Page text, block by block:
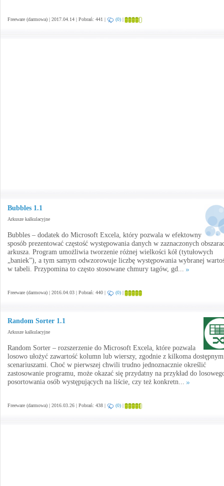
Freeware (darmowa) | 2017.04.14 | Pobrań: 441 | (0) |
Bubbles 1.1
Arkusze kalkulacyjne
Bubbles – dodatek do Microsoft Excela, który pozwala w efektowny
sposób prezentować częstość występowania danych w zaznaczonych
arkusza. Program umożliwia tworzenie różnej wielkości kół (tytułowych
„baniek”), a tym samym odwzorowuje liczbę występowania wybranej
w tabeli. Przypomina to często stosowane chmury tagów, gd...
Freeware (darmowa) | 2016.04.03 | Pobrań: 440 | (0) |
Random Sorter 1.1
Arkusze kalkulacyjne
Random Sorter – rozszerzenie do Microsoft Excela, które pozwala
losowo ułożyć zawartość kolumn lub wierszy, zgodnie z kilkoma
scenariuszami. Choć w pierwszej chwili trudno jednoznacznie określić
zastosowanie programu, może okazać się przydatny na przykład do
posortowania osób występujących na liście, czy też konkretn...
Freeware (darmowa) | 2016.03.26 | Pobrań: 438 | (0) |